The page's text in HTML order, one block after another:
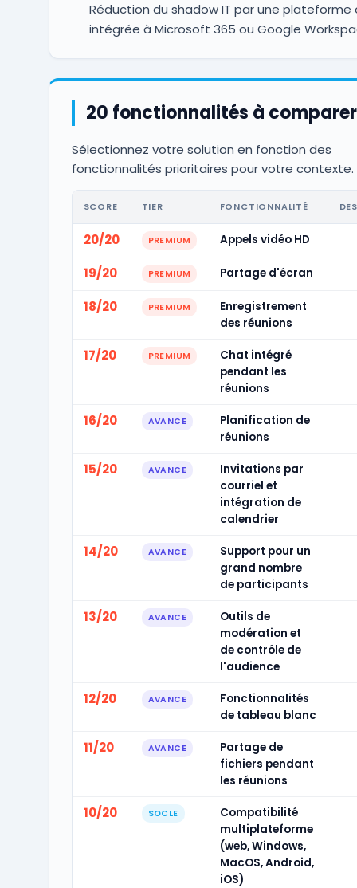
Réduction du shadow IT par une plateforme
intégrée à Microsoft 365 ou Google
20 fonctionnalités à comparer
Sélectionnez votre solution en fonction des
fonctionnalités prioritaires pour votre contexte.
SCORE TIER FONCTIONNALITÉ
20/20 PREMIUM Appels vidéo HD
19/20 PREMIUM Partage d'écran
18/20 PREMIUM
Enregistrement
des réunions
17/20 PREMIUM
Chat intégré
pendant les
réunions
16/20 AVANCE
Planification de
réunions
15/20 AVANCE
Invitations par
courriel et
intégration de
calendrier
14/20 AVANCE
Support pour un
grand nombre
de participants
13/20 AVANCE
Outils de
modération et
de contrôle de
l'audience
12/20 AVANCE
Fonctionnalités
de tableau blanc
11/20 AVANCE
Partage de
fichiers pendant
les réunions
10/20 SOCLE
Compatibilité
multiplateforme
(web, Windows,
MacOS, Android,
iOS)